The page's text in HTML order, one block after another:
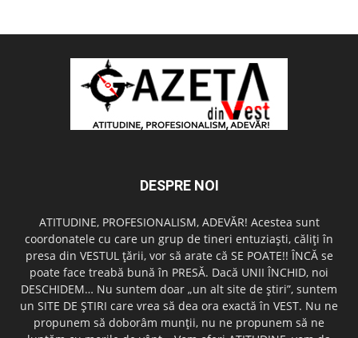
DESPRE NOI
ATITUDINE, PROFESIONALISM, ADEVĂR! Acestea sunt
coordonatele cu care un grup de tineri entuziaşti, căliţi în
presa din VESTUL ţării, vor să arate că SE POATE!! ÎNCĂ se
poate face treabă bună în PRESĂ. Dacă UNII ÎNCHID, noi
DESCHIDEM… Nu suntem doar „un alt site de ştiri”, suntem
un SITE DE ŞTIRI care vrea să dea ora exactă în VEST. Nu ne
propunem să doborâm munţii, nu ne propunem să ne